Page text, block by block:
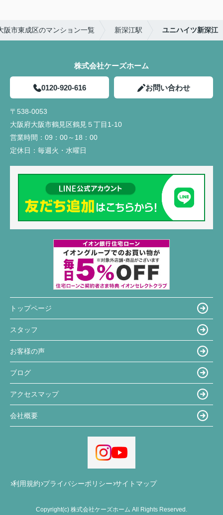
阪市東成区のマンション一覧 新深江駅 ユニハイツ新深江
株式会社ケーズホーム
0120-920-616 お問い合わせ
〒538-0053
大阪府大阪市鶴見区鶴見５丁目1-10
営業時間： 09：00～18：00
定休日： 毎週火・水曜日
トップページ
スタッフ
お客様の声
ブログ
アクセスマップ
会社概要
利用規約 プライバシーポリシー サイトマップ
Copyright(c) 株式会社ケーズホーム All Rights Reserved.